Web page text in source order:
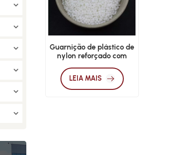
Guarnição de plástico de
nylon reforçado com
LEIA MAIS